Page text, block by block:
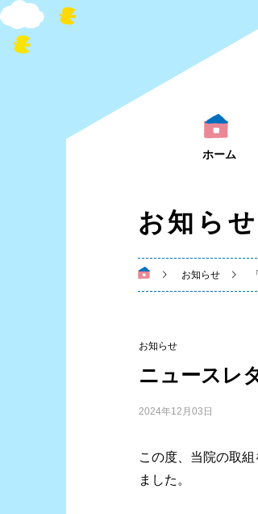
ホーム
お知らせ
お知らせ
お知らせ
ニュースレ
2024年12月03日
この度、当院の取
ました。